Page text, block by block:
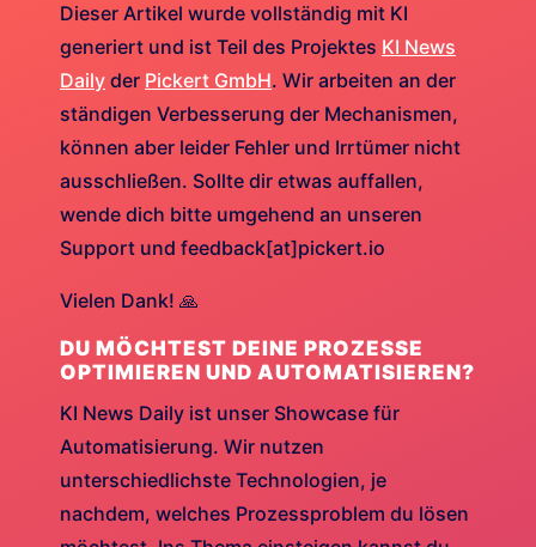
Dieser Artikel wurde vollständig mit KI
generiert und ist Teil des Projektes KI News
Daily der Pickert GmbH. Wir arbeiten an der
ständigen Verbesserung der Mechanismen,
können aber leider Fehler und Irrtümer nicht
ausschließen. Sollte dir etwas auffallen,
wende dich bitte umgehend an unseren
Support und feedback[at]pickert.io
Vielen Dank! 🙏
DU MÖCHTEST DEINE PROZESSE
OPTIMIEREN UND AUTOMATISIEREN?
KI News Daily ist unser Showcase für
Automatisierung. Wir nutzen
unterschiedlichste Technologien, je
nachdem, welches Prozessproblem du lösen